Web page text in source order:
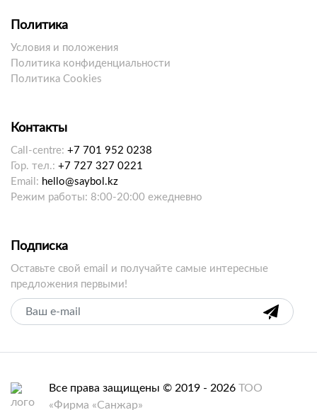
Политика
Условия и положения
Политика конфиденциальности
Политика Cookies
Контакты
Call-centre: +7 701 952 0238
Гор. тел.: +7 727 327 0221
Email: hello@saybol.kz
Режим работы: 8:00-20:00 ежедневно
Подписка
Оставьте свой email и получайте самые интересные
предложения первыми!
Все права защищены © 2019 - 2026 ТОО
«Фирма «Санжар»